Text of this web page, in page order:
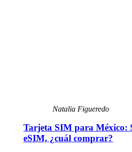
Natalia Figueredo
Tarjeta SIM para México:
eSIM, ¿cuál comprar?